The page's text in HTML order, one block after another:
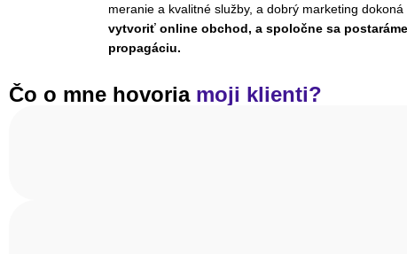
meranie a kvalitné služby, a dobrý marketing dokoná
vytvoriť online obchod, a spoločne sa
propagáciu.
Čo o mne hovoriamoji klienti?